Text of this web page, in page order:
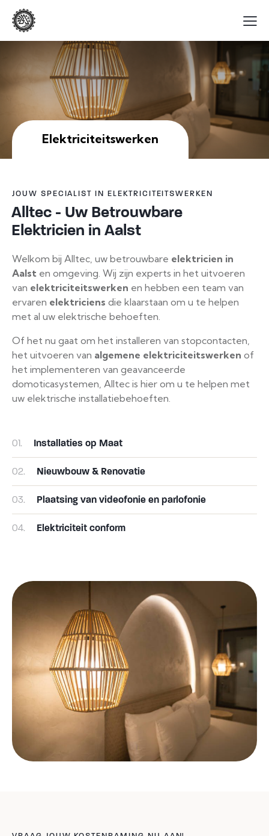
Elektriciteitswerken
JOUW SPECIALIST IN ELEKTRICITEITSWERKEN
Alltec - Uw Betrouwbare
Elektricien in Aalst
Welkom bij Alltec, uw betrouwbare elektricien in
Aalst en omgeving. Wij zijn experts in het uitvoeren
van elektriciteitswerken en hebben een team van
ervaren elektriciens die klaarstaan om u te helpen
met al uw elektrische behoeften.
Of het nu gaat om het installeren van stopcontacten,
het uitvoeren van algemene elektriciteitswerken of
het implementeren van geavanceerde
domoticasystemen, Alltec is hier om u te helpen met
uw elektrische installatiebehoeften.
01. Installaties op Maat
02. Nieuwbouw & Renovatie
03. Plaatsing van videofonie en parlofonie
04. Elektriciteit conform